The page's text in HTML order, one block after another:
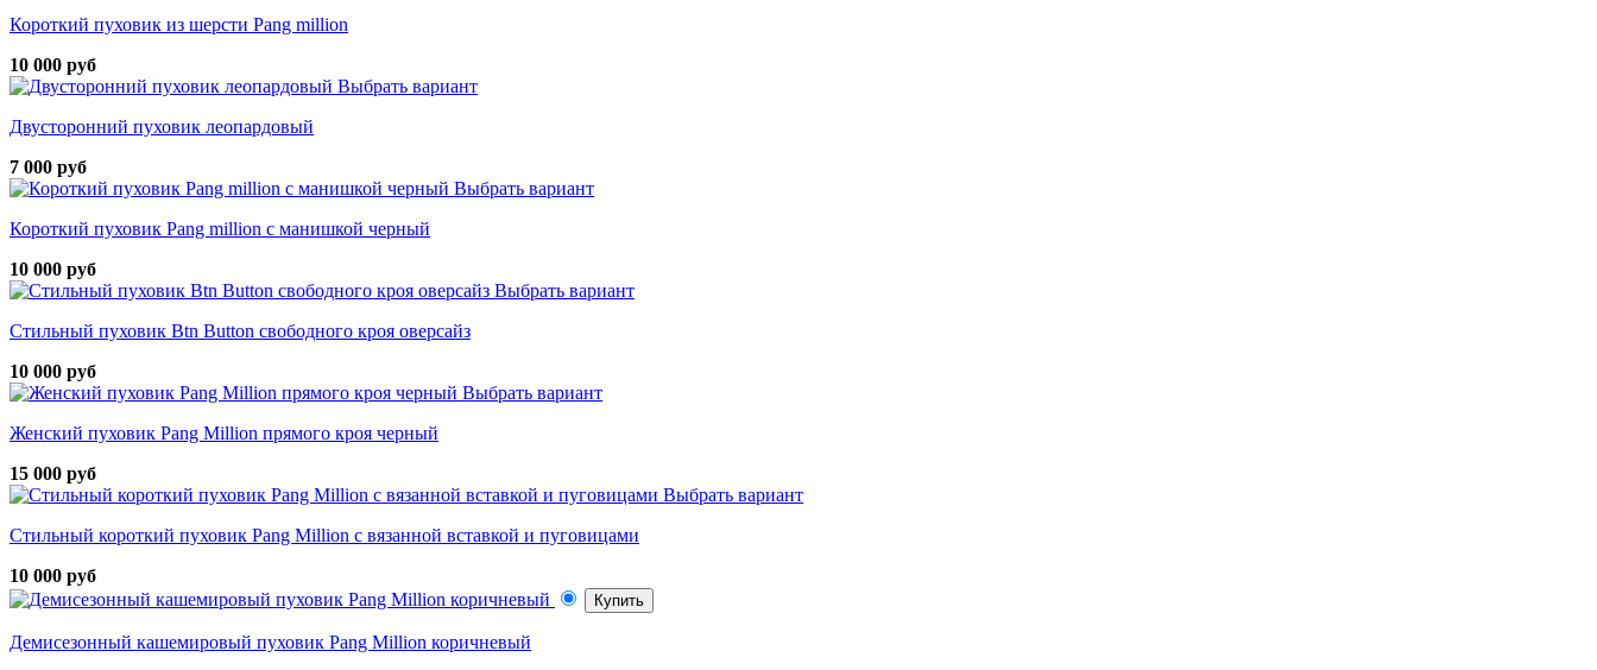
Короткий пуховик из шерсти Pang million
10 000 руб
Выбрать вариант
Двусторонний пуховик леопардовый
7 000 руб
Выбрать вариант
Короткий пуховик Pang million с манишкой черный
10 000 руб
Выбрать вариант
Стильный пуховик Btn Button свободного кроя оверсайз
10 000 руб
Выбрать вариант
Женский пуховик Pang Million прямого кроя черный
15 000 руб
Выбрать вариант
Стильный короткий пуховик Pang Million с вязанной вставкой и пуговицами
10 000 руб
Купить
Демисезонный кашемировый пуховик Pang Million коричневый